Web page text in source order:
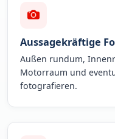
Aussagekräftige
Außen rundum,
Motorraum und
fotografieren.